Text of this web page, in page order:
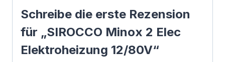
Schreibe die erste Rezension
für „SIROCCO Minox 2 Elec
Elektroheizung 12/80V“